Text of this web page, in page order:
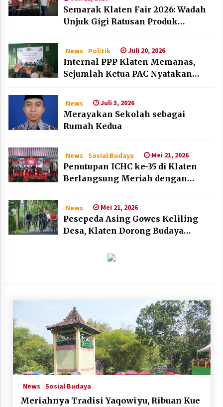
Semarak Klaten Fair 2026: Wadah
Unjuk Gigi Ratusan Produk
News Politik Juli 20, 2026
Internal PPP Klaten Memanas,
Sejumlah Ketua PAC Nyatakan
News Juli 3, 2026
Merayakan Sekolah sebagai
Rumah Kedua
News Sosial Budaya Mei 21, 2026
Penutupan ICHC ke-35 di Klaten
Berlangsung Meriah dengan
Jerman
News Mei 21, 2026
Pesepeda Asing Gowes Keliling
Desa, Klaten Dorong Budaya
News Sosial Budaya
Meriahnya Tradisi Yaqowiyu, Ribuan Kue